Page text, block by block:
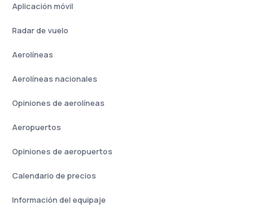
Aplicación móvil
Radar de vuelo
Aerolíneas
Aerolíneas nacionales
Opiniones de aerolíneas
Aeropuertos
Opiniones de aeropuertos
Calendario de precios
Información del equipaje